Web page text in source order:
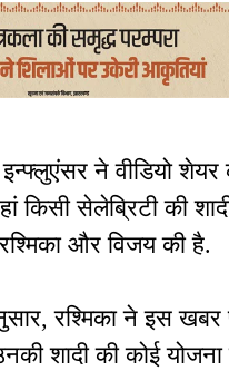
ने वीडियो शेयर
सेलेब्रिटी की
और विजय की है.
रश्मिका ने इस
शादी की कोई